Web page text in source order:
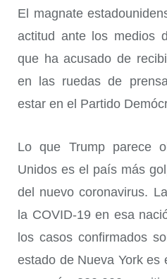
El magnate
actitud ante los medios
que ha acusado de
en las ruedas de
estar en el Partido
Lo que Trump parece
Unidos es el país más
del nuevo coronavirus.
la COVID-19 en esa
los casos confirmados
estado de Nueva York es